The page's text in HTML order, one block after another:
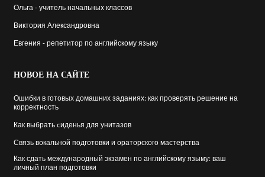
Ольга - учитель начальных классов
Виктория Александровна
Евгения - репетитор по английскому языку
НОВОЕ НА САЙТЕ
Ошибки в готовых домашних заданиях: как проверять решение на
корректность
Как выбрать cиденья для унитазов
Связь вокальной подготовки и ораторского мастерства
Как сдать международный экзамен по английскому языму: ваш
личный план подготовки